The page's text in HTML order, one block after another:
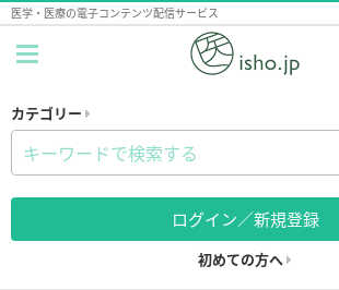
医学・医療の電子コンテンツ配信サービス
カテゴリー
ログイン／新規登録
初めての方へ